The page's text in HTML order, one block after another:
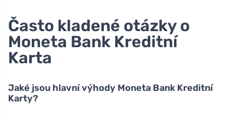
Často kladené otázky o
Moneta Bank Kreditní
Karta
Jaké jsou hlavní výhody Moneta Bank Kreditní
Karty?